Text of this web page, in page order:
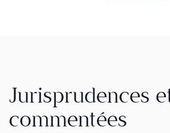
Jurisprudences
commentées